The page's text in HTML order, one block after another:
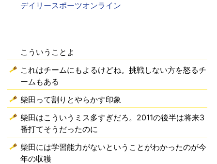
デイリースポーツオンライン
こういうことよ
これはチームにもよるけどね。挑戦しない方を怒るチ
ームもある
柴田って割りとやらかす印象
柴田はこういうミス多すぎだろ。2011の後半は将来3
番打てそうだったのに
柴田には学習能力がないということがわかったのが今
年の収穫